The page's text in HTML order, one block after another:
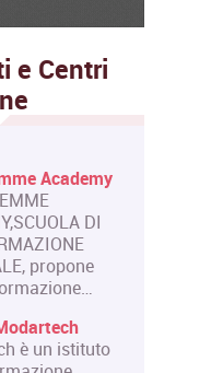
e Centri
Academy
DI
propone
è un istituto